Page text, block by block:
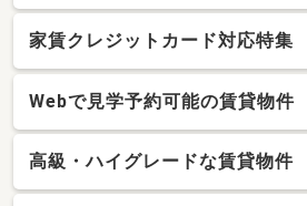
家賃クレジットカード対応特集
Webで見学予約可能の賃貸物件
高級・ハイグレードな賃貸物件